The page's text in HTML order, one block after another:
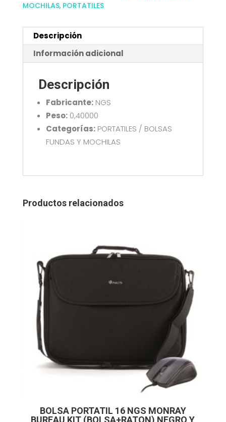
MOCHILAS, PORTATILES
Descripción
Información adicional
Descripción
Fabricante:NGS
Peso:0,40000
Categorías:PORTATILES / BOLSAS
FUNDAS Y MOCHILAS
Productos relacionados
BOLSA PORTATIL 16 NGS MONRAY
BUREAU KIT (BOLSA+RATON) NEGRO Y